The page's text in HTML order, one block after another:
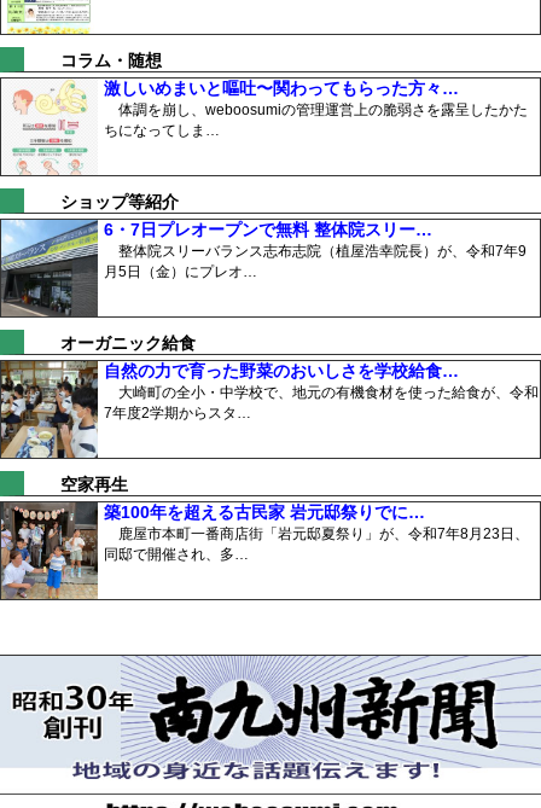
コラム・随想
激しいめまいと嘔吐〜関わってもらった方々…
体調を崩し、weboosumiの管理運営上の脆弱さを露呈したかた
ちになってしま…
ショップ等紹介
6・7日プレオープンで無料 整体院スリー…
整体院スリーバランス志布志院（植屋浩幸院長）が、令和7年9
月5日（金）にプレオ…
オーガニック給食
自然の力で育った野菜のおいしさを学校給食…
大崎町の全小・中学校で、地元の有機食材を使った給食が、令和
7年度2学期からスタ…
空家再生
築100年を超える古民家 岩元邸祭りでに…
鹿屋市本町一番商店街「岩元邸夏祭り」が、令和7年8月23日、
同邸で開催され、多…